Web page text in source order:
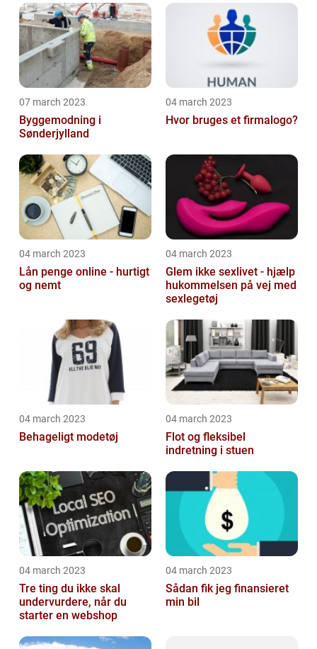
07 march 2023
Byggemodning i
Sønderjylland
04 march 2023
Hvor bruges et firmalogo?
04 march 2023
Lån penge online - hurtigt
og nemt
04 march 2023
Glem ikke sexlivet - hjælp
hukommelsen på vej med
sexlegetøj
04 march 2023
Behageligt modetøj
04 march 2023
Flot og fleksibel
indretning i stuen
04 march 2023
Tre ting du ikke skal
undervurdere, når du
starter en webshop
04 march 2023
Sådan fik jeg finansieret
min bil